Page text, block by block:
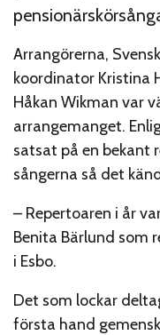
Arrangörerna,
koordinator Kristina
Håkan Wikman var
arrangemanget.
satsat på en bekant
sångerna så det
– Repertoaren i år
Benita Bärlund som
i Esbo.
Det som lockar
första hand